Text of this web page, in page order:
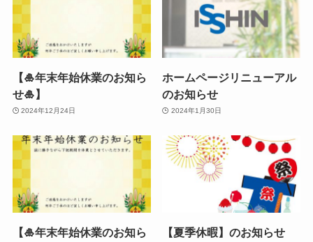
【🎍年末年始休業のお知ら
せ🎍】
2024年12月24日
ホームページリニューアル
のお知らせ
2024年1月30日
【🎍年末年始休業のお知ら
【夏季休暇】のお知らせ